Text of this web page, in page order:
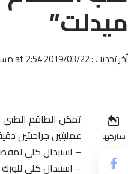
ميدلت”
أخر تحديث : 2019/03/22 at 2:54 مساءً
شاركها
عمليتين جراحيتين
– استبدال كلي
– استبدال كلي